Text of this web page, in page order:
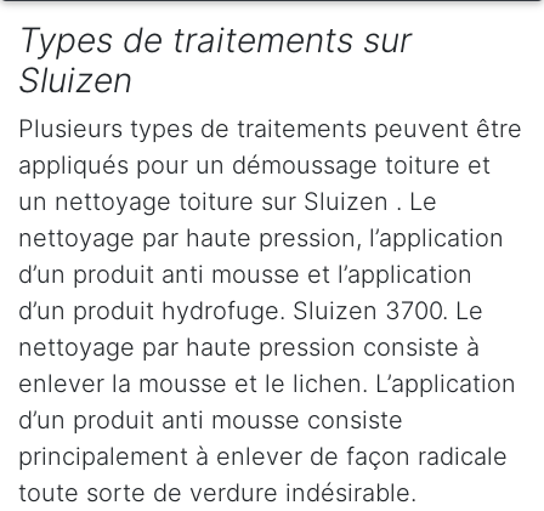
Types de traitements sur
Sluizen
Plusieurs types de traitements peuvent être
appliqués pour un démoussage toiture et
un nettoyage toiture sur Sluizen . Le
nettoyage par haute pression, l’application
d’un produit anti mousse et l’application
d’un produit hydrofuge. Sluizen 3700. Le
nettoyage par haute pression consiste à
enlever la mousse et le lichen. L’application
d’un produit anti mousse consiste
principalement à enlever de façon radicale
toute sorte de verdure indésirable.